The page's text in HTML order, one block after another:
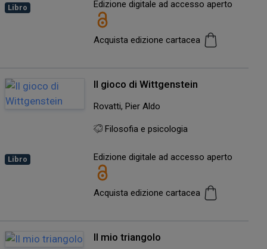
Libro Edizione digitale ad accesso aperto
Acquista edizione cartacea
Libro
Il gioco di Wittgenstein
Rovatti, Pier Aldo
Filosofia e psicologia
Edizione digitale ad accesso aperto
Acquista edizione cartacea
Il mio triangolo